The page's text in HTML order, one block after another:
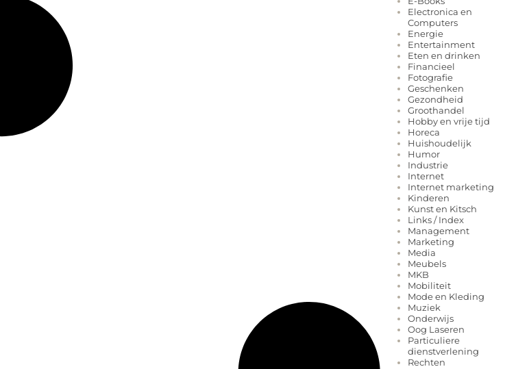
Electronica en
Computers
Energie
Entertainment
Eten en drinken
Financieel
Fotografie
Geschenken
Gezondheid
Groothandel
Hobby en vrije tijd
Horeca
Huishoudelijk
Humor
Industrie
Internet
Internet marketing
Kinderen
Kunst en Kitsch
Links / Index
Management
Marketing
Media
Meubels
MKB
Mobiliteit
Mode en Kleding
Muziek
Onderwijs
Oog Laseren
Particuliere
dienstverlening
Rechten